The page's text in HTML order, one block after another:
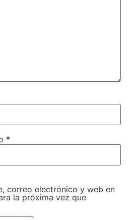
*
correo electrónico y web en
la próxima vez que